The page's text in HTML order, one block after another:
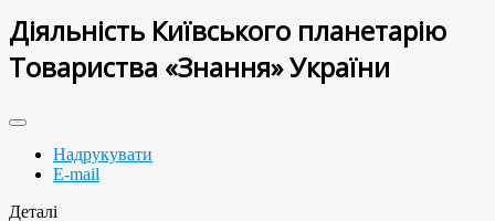
Діяльність Київського планетарію
Товариства «Знання» України
Надрукувати
E-mail
Деталі